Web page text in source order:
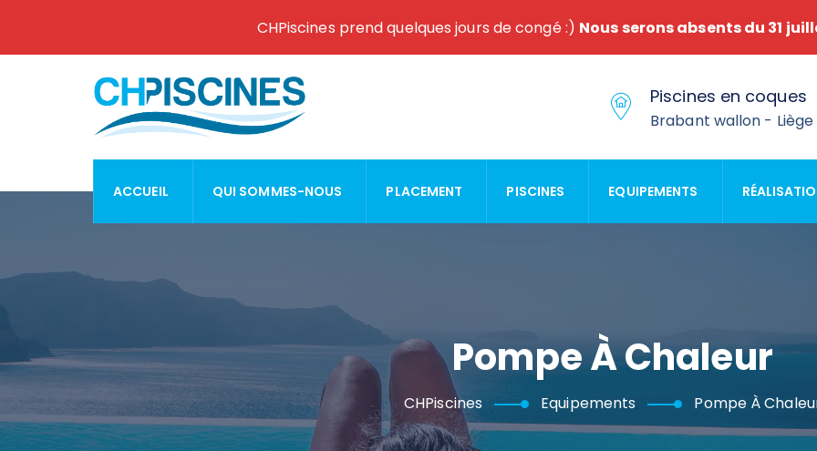
Piscines en coques
Brabant wallon -
ACCUEIL QUI SOMMES-NOUS PLACEMENT PISCINES EQUIPEMENTS
Pompe À Chaleur
CHPiscines Equipements Pompe À
CHPiscines prend quelques jours de congé :) Nous serons absents du 31